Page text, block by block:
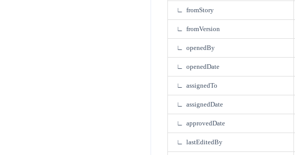
∟ fromStory
∟ fromVersion
∟ openedBy
∟ openedDate
∟ assignedTo
∟ assignedDate
∟ approvedDate
∟ lastEditedBy